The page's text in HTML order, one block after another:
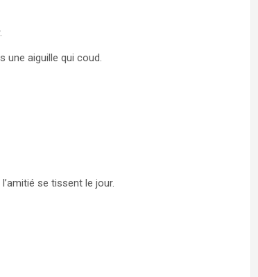
une aiguille qui coud.
se tissent le jour.